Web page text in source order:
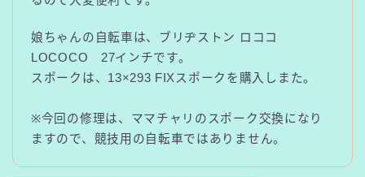
娘ちゃんの自転車は、ブリヂストン ロココ
LOCOCO 27インチです。
スポークは、13×293 FIXスポークを購入しまた。
※今回の修理は、ママチャリのスポーク交換になり
ますので、競技用の自転車ではありません。